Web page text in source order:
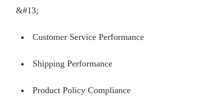
&#13;
Customer Service Performance
Shipping Performance
Product Policy Compliance